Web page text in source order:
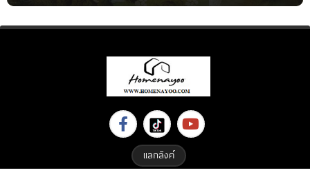
แลกลิงค์